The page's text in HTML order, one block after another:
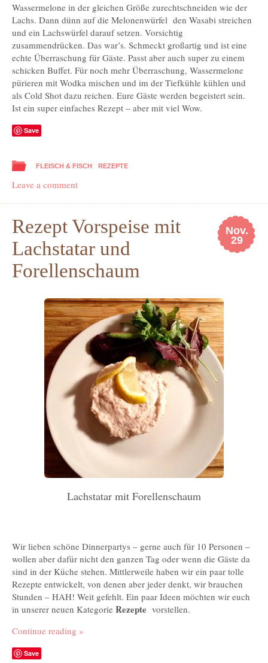
Wassermelone in der gleichen Größe zurechtschneiden wie der
Lachs. Dann dünn auf die Melonenwürfel den Wasabi streichen
und ein Lachswürfel darauf setzen. Vorsichtig
zusammendrücken. Das war’s. Schmeckt großartig und ist eine
echte Überraschung für Gäste. Passt aber auch super zu einem
schicken Buffet. Für noch mehr Überraschung, Wassermelone
pürieren mit Wodka mischen und im der Tiefkühle kühlen und
als Cold Shot dazu reichen. Eure Gäste werden begeistert sein.
Ist ein super einfaches Rezept – aber mit viel Wow.
Save
FLEISCH & FISCH REZEPTE
Leave a comment
Nov.
29
Rezept Vorspeise mit
Lachstatar und
Forellenschaum
Lachstatar mit Forellenschaum
Wir lieben schöne Dinnerpartys – gerne auch für 10 Personen –
wollen aber dafür nicht den ganzen Tag oder wenn die Gäste da
sind in der Küche stehen. Mittlerweile haben wir ein paar tolle
Rezepte entwickelt, von denen aber jeder denkt, wir brauchen
Stunden – HAH! Weit gefehlt. Ein paar Ideen möchten wir euch
in unserer neuen Kategorie Rezepte vorstellen.
Continue reading »
Save